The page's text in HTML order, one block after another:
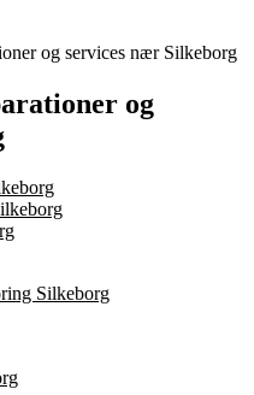
og services nær Silkeborg
og
Silkeborg